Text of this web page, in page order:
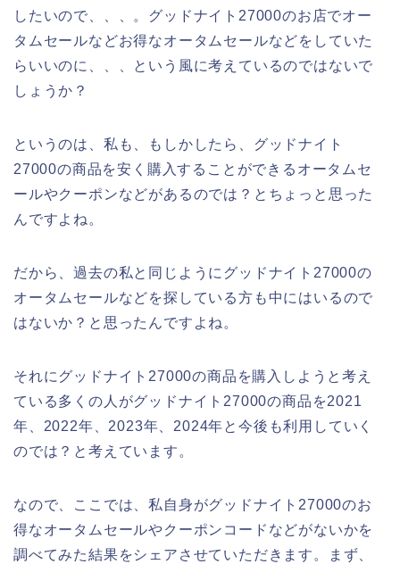
したいので、、、。グッドナイト27000のお店でオー
タムセールなどお得なオータムセールなどをしていた
らいいのに、、、という風に考えているのではないで
しょうか？
というのは、私も、もしかしたら、グッドナイト
27000の商品を安く購入することができるオータムセ
ールやクーポンなどがあるのでは？とちょっと思った
んですよね。
だから、過去の私と同じようにグッドナイト27000の
オータムセールなどを探している方も中にはいるので
はないか？と思ったんですよね。
それにグッドナイト27000の商品を購入しようと考え
ている多くの人がグッドナイト27000の商品を2021
年、2022年、2023年、2024年と今後も利用していく
のでは？と考えています。
なので、ここでは、私自身がグッドナイト27000のお
得なオータムセールやクーポンコードなどがないかを
調べてみた結果をシェアさせていただきます。まず、